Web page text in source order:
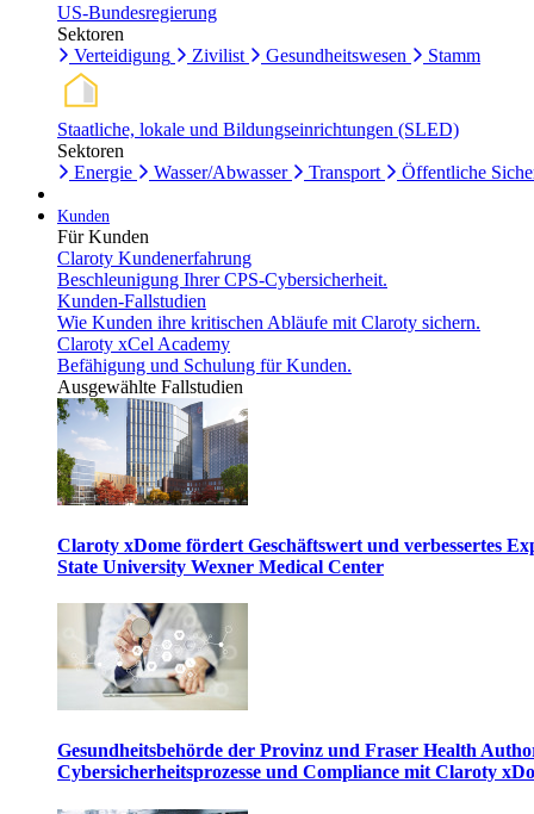
US-Bundesregierung
Sektoren
Verteidigung
Zivilist Gesundheitswesen Stamm
Staatliche, lokale und Bildungseinrichtungen (SLED)
Sektoren
Energie
Wasser/Abwasser Transport Öffentliche
Kunden
Für Kunden
Claroty Kundenerfahrung
Beschleunigung Ihrer CPS-Cybersicherheit.
Kunden-Fallstudien
Wie Kunden ihre kritischen Abläufe mit Claroty sichern.
Claroty xCel Academy
Befähigung und Schulung für Kunden.
Ausgewählte Fallstudien
Claroty xDome fördert Geschäftswert und verbessertes
State University Wexner Medical Center
Gesundheitsbehörde der Provinz und Fraser Health
Cybersicherheitsprozesse und Compliance mit Claroty